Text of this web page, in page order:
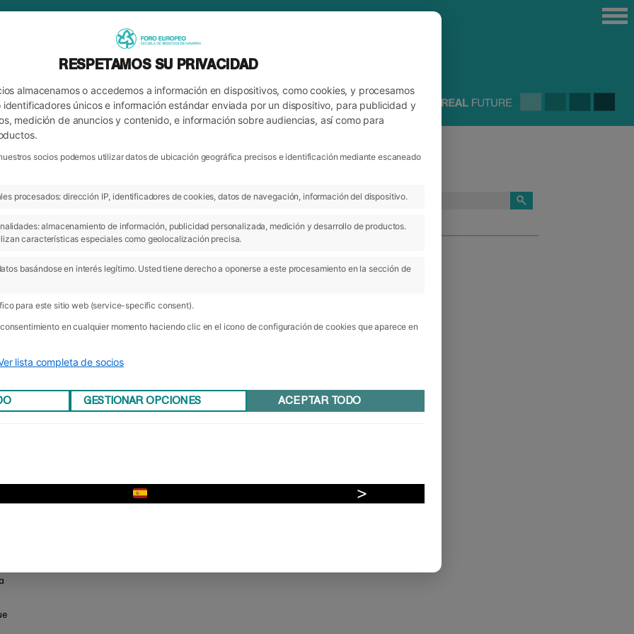
ARCHIVO CATEGORÍAS
RESPETAMOS SU PRIVACIDAD
almacenamos o accedemos a información en dispositivos, como cookies, y procesamos
únicos e información estándar enviada por un dispositivo, para publicidad y
medición de anuncios y contenido, e información sobre audiencias, así como para
socios podemos utilizar datos de ubicación geográfica precisos e identificación mediante escaneado
procesados: dirección IP, identificadores de cookies, datos de navegación, información del dispositivo.
almacenamiento de información, publicidad personalizada, medición y desarrollo de productos.
características especiales como geolocalización precisa.
basándose en interés legítimo. Usted tiene derecho a oponerse a este procesamiento en la sección de
para este sitio web (service-specific consent).
en cualquier momento haciendo clic en el icono de configuración de cookies que aparece en
lista completa de socios
GESTIONAR OPCIONES ACEPTAR TODO